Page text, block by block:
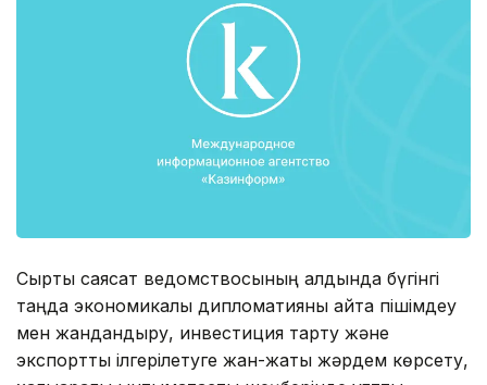
Сыртқы саясат ведомствосының алдында бүгінгі
таңда экономикалық дипломатияны қайта пішімдеу
мен жандандыру, инвестиция тарту және
экспортты ілгерілетуге жан-жақты жәрдем көрсету,